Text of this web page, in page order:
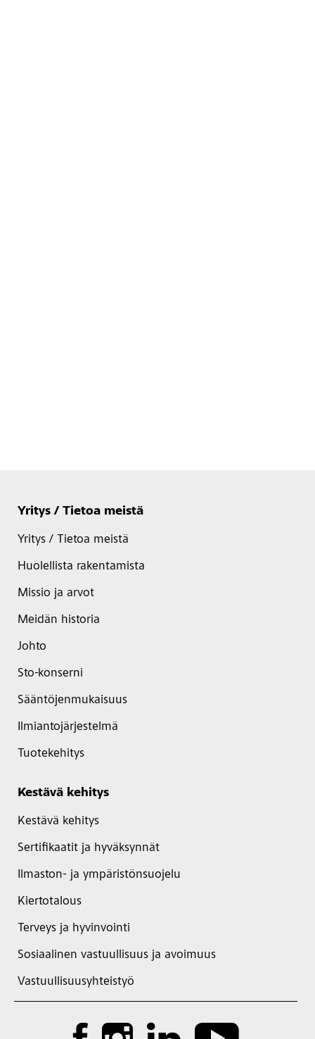
Yritys / Tietoa meistä
Yritys / Tietoa meistä
Huolellista rakentamista
Missio ja arvot
Meidän historia
Johto
Sto-konserni
Sääntöjenmukaisuus
Ilmiantojärjestelmä
Tuotekehitys
Kestävä kehitys
Kestävä kehitys
Sertifikaatit ja hyväksynnät
Ilmaston- ja ympäristönsuojelu
Kiertotalous
Terveys ja hyvinvointi
Sosiaalinen vastuullisuus ja avoimuus
Vastuullisuusyhteistyö